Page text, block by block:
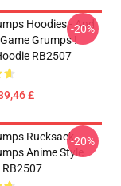
Hoodies - And
Grumps !
RB2507
£
-20%
Rucksack -
Anime Style
RB2507
-20%